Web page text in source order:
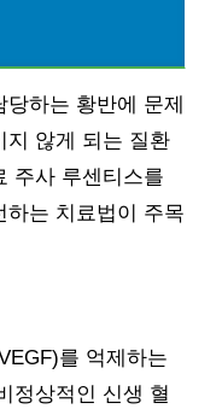
하는 황반에 문제
지 않게 되는 질환
주사 루센티스를
하는 치료법이 주목
를 억제하는
정상적인 신생 혈